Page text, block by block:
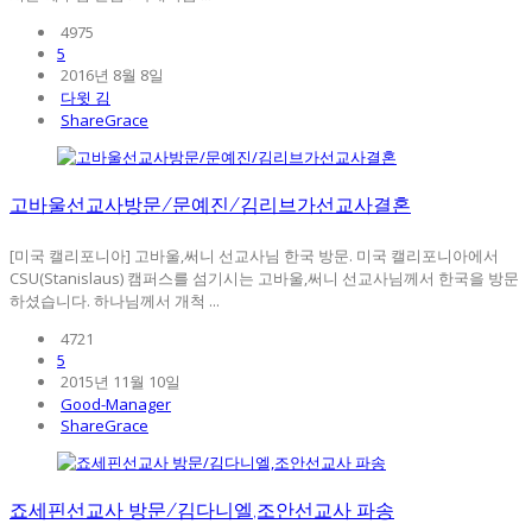
4975
5
2016년 8월 8일
다윗 김
ShareGrace
고바울선교사방문/문예진/김리브가선교사결혼
[미국 캘리포니아] 고바울,써니 선교사님 한국 방문. 미국 캘리포니아에서
CSU(Stanislaus) 캠퍼스를 섬기시는 고바울,써니 선교사님께서 한국을 방문
하셨습니다. 하나님께서 개척 ...
4721
5
2015년 11월 10일
Good-Manager
ShareGrace
죠세핀선교사 방문/김다니엘,조안선교사 파송